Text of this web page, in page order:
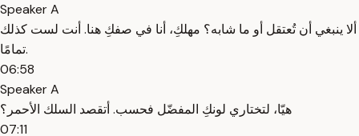
Speaker A
ألا ينبغي أن تُعتقل أو ما شابه؟ مهلكِ، أنا في صفكِ هنا. أنت لست كذلك
تمامًا.
06:58
Speaker A
هيّا، لتختاري لونكِ المفضّل فحسب. أتقصد السلك الأحمر؟
07:11